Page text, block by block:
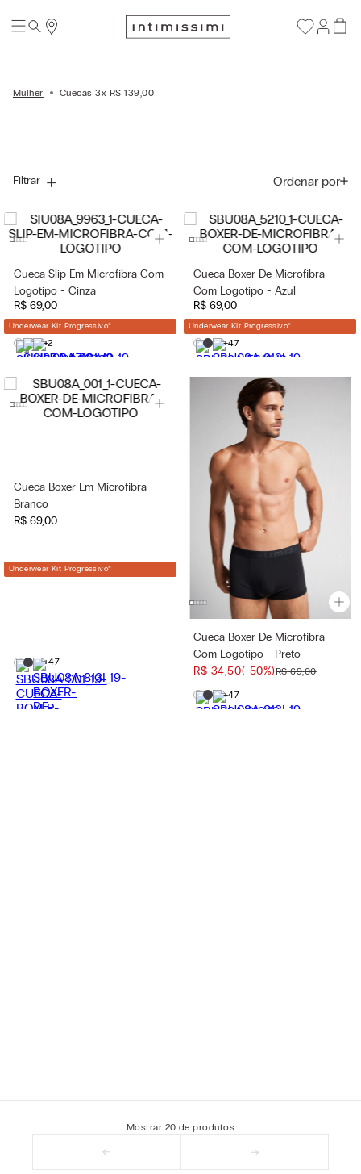
Mulher Cuecas 3x R$ 139,00
Filtrar Ordenar por
Cueca Slip Em Microfibra Com
Logotipo - Cinza
R$ 69,00
Underwear Kit Progressivo*
+2
Cueca Boxer De Microfibra
Com Logotipo - Azul
R$ 69,00
Underwear Kit Progressivo*
+47
Cueca Boxer Em Microfibra -
Branco
R$ 69,00
Underwear Kit Progressivo*
+47
Cueca Boxer De Microfibra
Com Logotipo - Preto
R$ 34,50(-50%)R$ 69,00
+47
Mostrar 20 deprodutos